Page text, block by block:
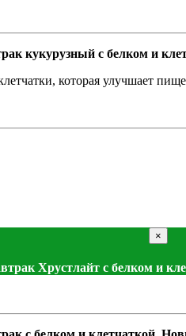
кукурузный с белком и
которая улучшает
×
Хрустлайт с белком и